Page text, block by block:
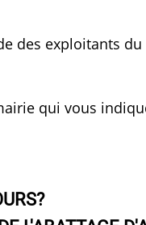
des exploitants du
qui vous